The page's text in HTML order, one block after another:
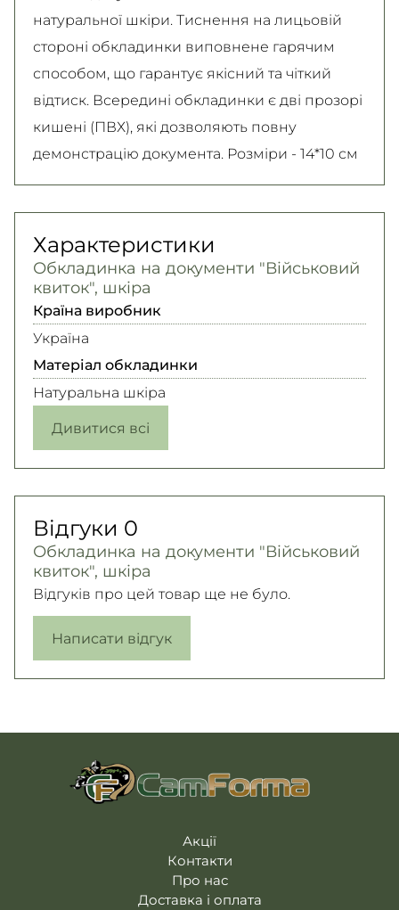
натуральної шкіри. Тиснення на лицьовій
стороні обкладинки виповнене гарячим
способом, що гарантує якісний та чіткий
відтиск. Всередині обкладинки є дві прозорі
кишені (ПВХ), які дозволяють повну
демонстрацію документа. Розміри - 14*10 см
Характеристики
Обкладинка на документи "Військовий
квиток", шкіра
Країна виробник
Україна
Матеріал обкладинки
Натуральна шкіра
Дивитися всі
Відгуки 0
Обкладинка на документи "Військовий
квиток", шкіра
Відгуків про цей товар ще не було.
Написати відгук
Акції
Контакти
Про нас
Доставка і оплата